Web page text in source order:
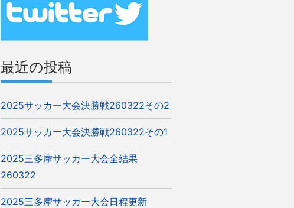
最近の投稿
2025サッカー大会決勝戦260322その2
2025サッカー大会決勝戦260322その1
2025三多摩サッカー大会全結果
260322
2025三多摩サッカー大会日程更新